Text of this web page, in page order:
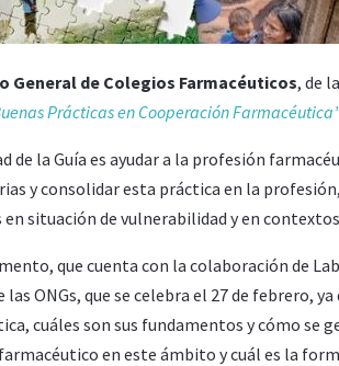
General de Colegios Farmacéuticos, de
Prácticas en Cooperación
de la Guía es ayudar a la profesión
y consolidar esta práctica en la
situación de vulnerabilidad y en
que cuenta con la colaboración de
las ONGs, que se celebra el 27 de febrero,
cuáles son sus fundamentos y cómo se
en este ámbito y cuál es la